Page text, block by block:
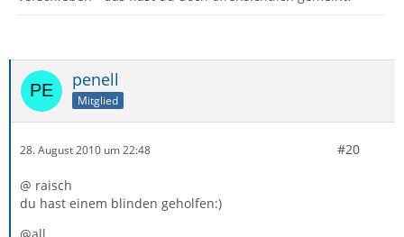
penell
Mitglied
28. August 2010 um 22:48 #20
@ raisch
du hast einem blinden geholfen:)